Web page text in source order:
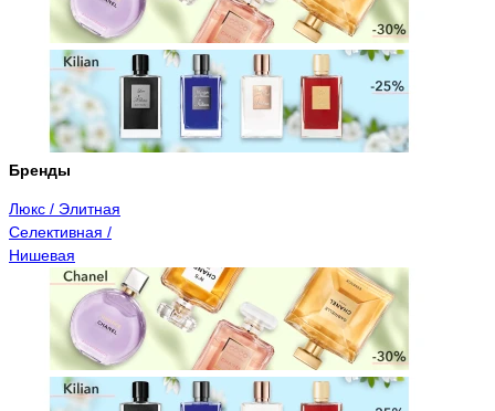
Бренды
Люкс / Элитная
Селективная /
Нишевая